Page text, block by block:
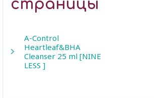
страницы
A-Control
Heartleaf&BHA
Cleanser 25 ml [NINE
LESS ]